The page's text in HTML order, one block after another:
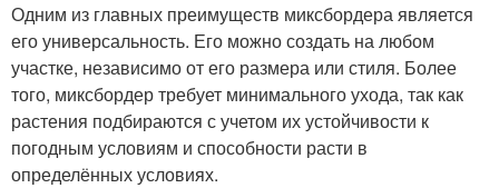
Одним из главных преимуществ миксбордера является
его универсальность. Его можно создать на любом
участке, независимо от его размера или стиля. Более
того, миксбордер требует минимального ухода, так как
растения подбираются с учетом их устойчивости к
погодным условиям и способности расти в
определённых условиях.